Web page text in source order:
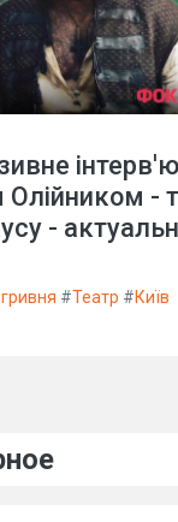
-
-
#Театр #Київ